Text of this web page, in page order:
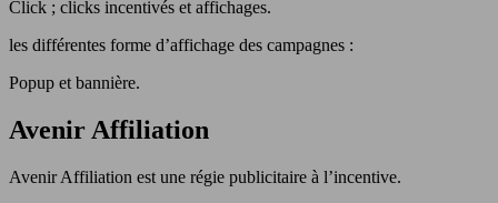
Click ; clicks incentivés et affichages.
les différentes forme d’affichage des campagnes :
Popup et bannière.
Avenir Affiliation
Avenir Affiliation est une régie publicitaire à l’incentive.